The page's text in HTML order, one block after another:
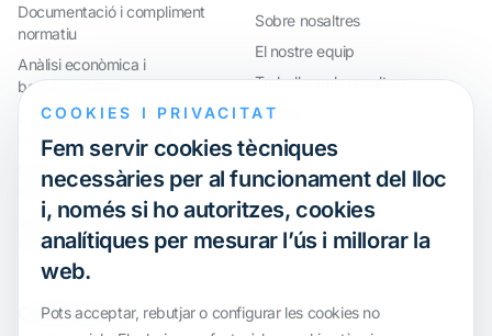
Documentació i compliment
normatiu
Anàlisi econòmica i
benchmarkings
Compliment internacional i
reorganització de grups
Defensa davant inspeccions i
litigis
Valoracions i operacions
financeres
Sobre nosaltres
El nostre equip
Treballa amb nosaltres
Webinar
Certification
COOKIES I PRIVACITAT
Fem servir cookies tècniques
necessàries per al funcionament del lloc
i, només si ho autoritzes, cookies
analítiques per mesurar l’ús i millorar la
web.
Pots acceptar, rebutjar o configurar les cookies no